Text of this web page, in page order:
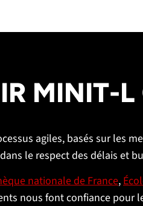
MINIT-
agiles, basés sur les
le respect des délais et
nationale de France,
nous font confiance pour